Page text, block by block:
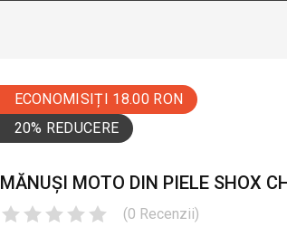
ECONOMISIȚI 18.00 RON
20% REDUCERE
MĂNUȘI MOTO DIN PIELE SHOX
(0 Recenzii)